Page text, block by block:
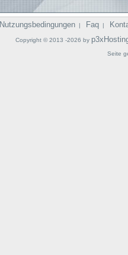
Nutzungsbedingungen | Faq |
Copyright © 2013 -2026 by
Seite